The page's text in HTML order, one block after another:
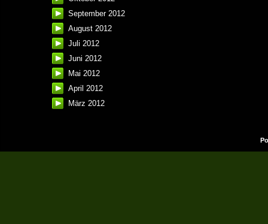
September 2012
August 2012
Juli 2012
Juni 2012
Mai 2012
April 2012
März 2012